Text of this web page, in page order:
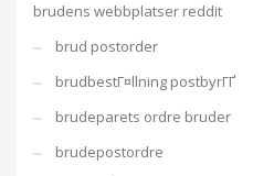
brudens webbplatser reddit
brud postorder
brudbestГ¤llning postbyrГҐ
brudeparets ordre bruder
brudepostordre